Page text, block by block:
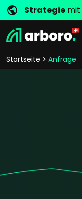
Strategie mit
Startseite Anfrage